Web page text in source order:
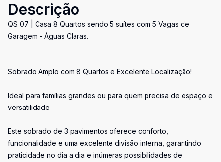
Descrição
QS 07 | Casa 8 Quartos sendo 5 suítes com 5 Vagas de
Garagem - Águas Claras.
Sobrado Amplo com 8 Quartos e Excelente Localização!
Ideal para famílias grandes ou para quem precisa de espaço e
versatilidade
Este sobrado de 3 pavimentos oferece conforto,
funcionalidade e uma excelente divisão interna, garantindo
praticidade no dia a dia e inúmeras possibilidades de